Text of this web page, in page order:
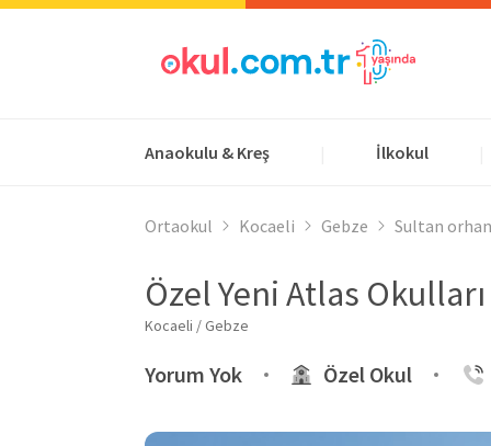
Anaokulu & Kreş İlkokul
Ortaokul Kocaeli Gebze Sultan
Özel Yeni Atlas
Kocaeli / Gebze
Yorum Yok Özel Okul